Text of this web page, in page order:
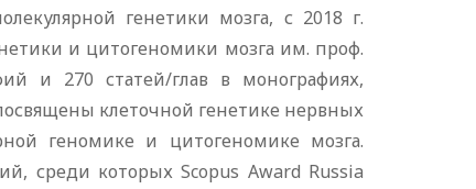
генетики мозга, с 2018 г.
и цитогеномики мозга им. проф.
и 270 статей/глав в монографиях,
клеточной генетике нервных
геномике и цитогеномике мозга.
среди которых Scopus Award Russia